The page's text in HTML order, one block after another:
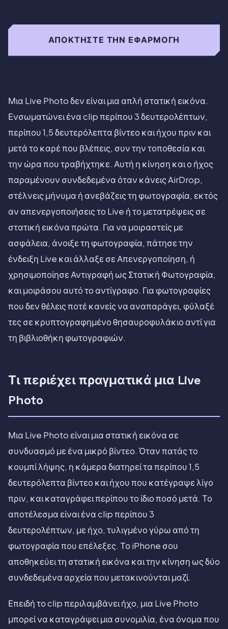
ΑΠΟΚΤΉΣΤΕ ΤΗΝ ΕΦΑΡΜΟΓΉ
Μια Live Photo δεν είναι μια απλή στατική εικόνα.
Ενσωματώνει ένα clip περίπου 3 δευτερολέπτων,
περίπου 1,5 δευτερόλεπτα βίντεο και ήχου πριν και
μετά το καρέ που βλέπεις, συν την τοποθεσία και
την ώρα που τραβήχτηκε. Αυτή η κίνηση και ο ήχος
παραμένουν συνδεδεμένα όταν κάνεις AirDrop,
στέλνεις μήνυμα ή ανεβάζεις τη φωτογραφία, εκτός
αν απενεργοποιήσεις το Live ή το μετατρέψεις σε
στατική εικόνα πρώτα. Για να μοιραστείς με
ασφάλεια, άνοιξε τη φωτογραφία, πάτησε την
ένδειξη Live και άλλαξε σε Απενεργοποίηση, ή
χρησιμοποίησε Αντιγραφή ως Στατική Φωτογραφία,
και μοιράσου αυτό το αντίγραφο. Για φωτογραφίες
που δεν θέλεις ποτέ κανείς να αναπαράγει, φύλαξέ
τες σε κρυπτογραφημένο θησαυροφυλάκιο αντί για
τη βιβλιοθήκη φωτογραφιών.
Τι περιέχει πραγματικά μια Live
Photo
Μια Live Photo είναι μια στατική εικόνα σε
συνδυασμό με ένα μικρό βίντεο. Όταν πατάς το
κουμπί λήψης, η κάμερα διατηρεί τα περίπου 1,5
δευτερόλεπτα βίντεο και ήχου που κατέγραψε λίγο
πριν, και καταγράφει περίπου το ίδιο ποσό μετά. Το
αποτέλεσμα είναι ένα clip περίπου 3
δευτερολέπτων, με ήχο, τυλιγμένο γύρω από τη
φωτογραφία που επέλεξες. Το iPhone σου
αποθηκεύει τη στατική εικόνα και την κίνηση ως δύο
συνδεδεμένα αρχεία που μετακινούνται μαζί.
Επειδή το clip περιλαμβάνει ήχο, μια Live Photo
μπορεί να καταγράψει μια συνομιλία, ένα όνομα που